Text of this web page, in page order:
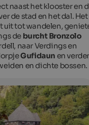
the historical centre of
The castle is in privated
naast het klooster en
de stad en het dal. Het
uit tot wandelen,
de burcht Bronzolo
naar Verdings en
Gufidaun en
en dichte bossen.